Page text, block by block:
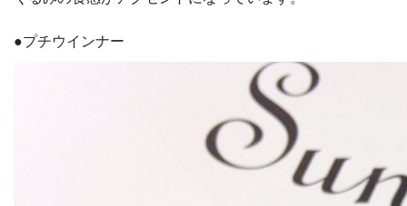
●プチウインナー